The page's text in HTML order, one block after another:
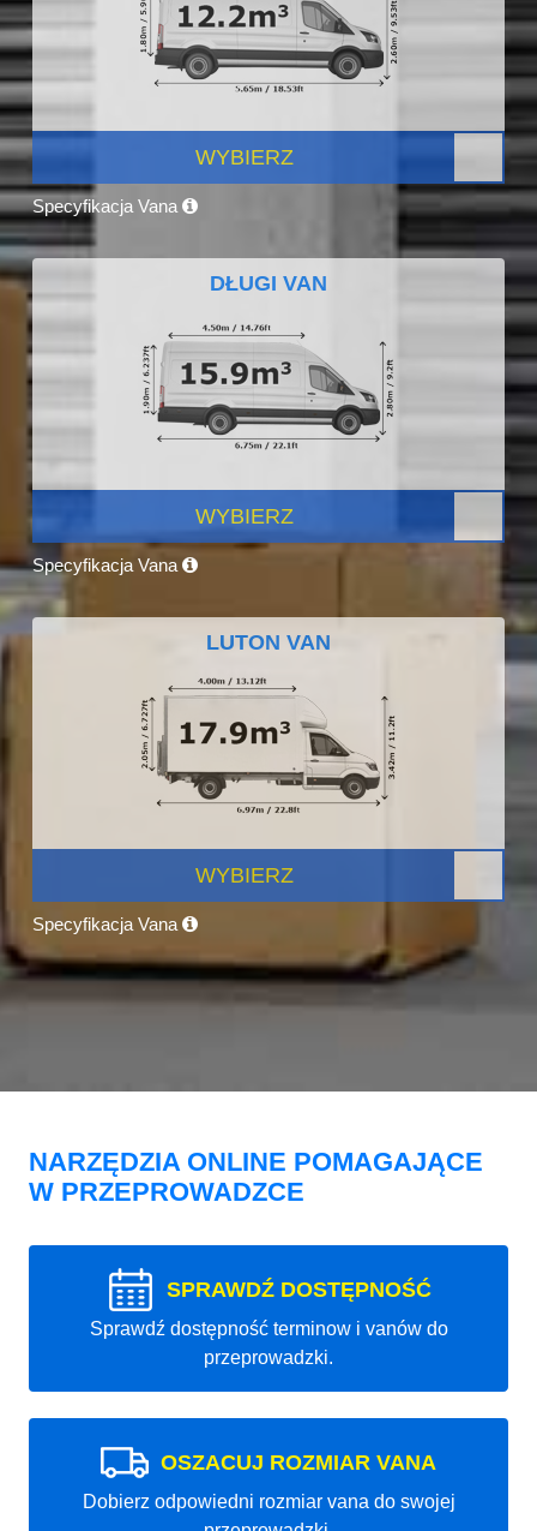
WYBIERZ
Specyfikacja Vana
DŁUGI VAN
WYBIERZ
Specyfikacja Vana
LUTON VAN
WYBIERZ
Specyfikacja Vana
NARZĘDZIA ONLINE POMAGAJĄCE
W PRZEPROWADZCE
SPRAWDŹ DOSTĘPNOŚĆ
Sprawdź dostępność terminow i vanów do
przeprowadzki.
OSZACUJ ROZMIAR VANA
Dobierz odpowiedni rozmiar vana do swojej